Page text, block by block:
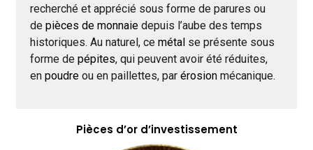
recherché et apprécié sous forme de parures ou
depièces de monnaie depuis l’aube des temps
historiques. Au naturel, cemétal se présente sous
forme depépites, qui peuvent avoir été réduites,
enpoudre ou en paillettes, parérosion mécanique.
Pièces d’or d’investissement